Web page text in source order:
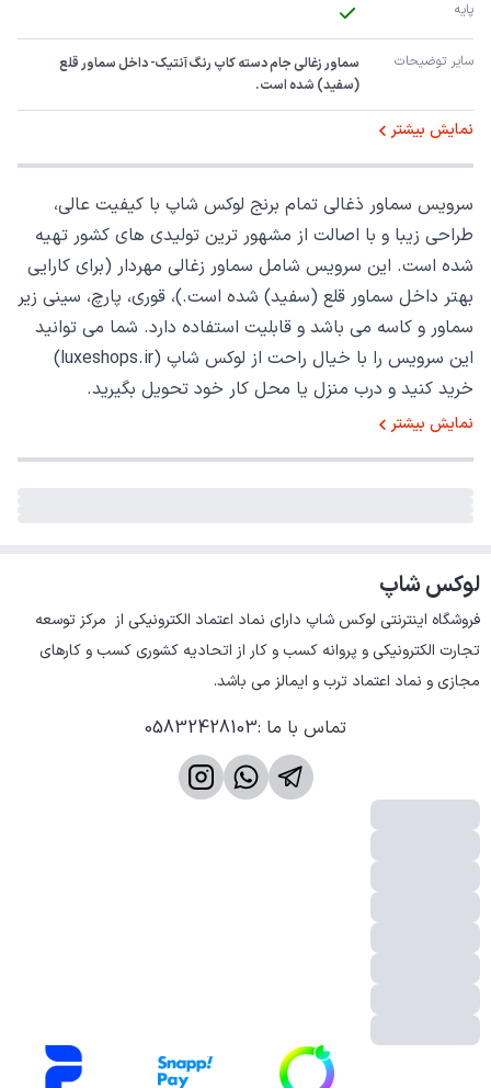
پایه
سایر توضیحات
(سفید) شده است.
نمایش بیشتر
سرویس سماور ذغالی تمام برنج لوکس شاپ با کیفیت عالی،
طراحی زیبا و با اصالت از مشهور ترین تولیدی های کشور تهیه
شده است. این سرویس شامل سماور زغالی مهردار (برای کارایی
بهتر داخل سماور قلع (سفید) شده است.)، قوری، پارچ، سینی زیر
سماور و کاسه می باشد و قابلیت استفاده دارد. شما می توانید
این سرویس را با خیال راحت از لوکس شاپ (luxeshops.ir
)
خرید کنید و درب منزل یا محل کار خود تحویل بگیرید.
نمایش بیشتر
لوکس شاپ
مجازی و نماد اعتماد ترب و ایمالز می باشد.
تماس با ما :
05832428103